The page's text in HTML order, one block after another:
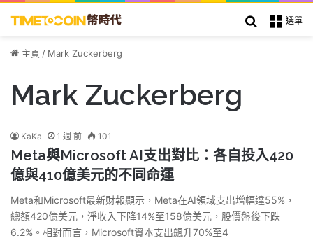
選單
搜索
主頁 / Mark Zuckerberg
Mark Zuckerberg
KaKa 1 週 前 101
Meta與Microsoft AI支出對比：各自投入420
億與410億美元的不同命運
Meta和Microsoft最新財報顯示，Meta在AI領域支出增幅達55%，
總額420億美元，淨收入下降14%至158億美元，股價盤後下跌
6.2%。相對而言，Microsoft資本支出飆升70%至4